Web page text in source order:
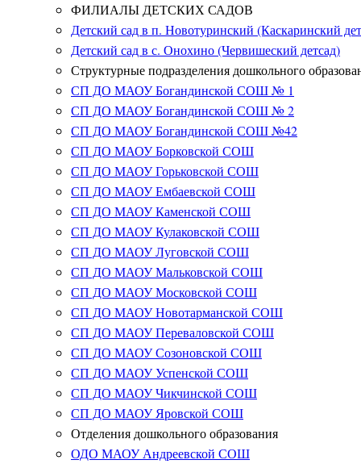
ФИЛИАЛЫ ДЕТСКИХ САДОВ
Детский сад в п. Новотуринский (Каскаринский
Детский сад в с. Онохино (Червишеский детсад)
Структурные подразделения дошкольного
СП ДО МАОУ Богандинской СОШ № 1
СП ДО МАОУ Богандинской СОШ № 2
СП ДО МАОУ Богандинской СОШ №42
СП ДО МАОУ Борковской СОШ
СП ДО МАОУ Горьковской СОШ
СП ДО МАОУ Ембаевской СОШ
СП ДО МАОУ Каменской СОШ
СП ДО МАОУ Кулаковской СОШ
СП ДО МАОУ Луговской СОШ
СП ДО МАОУ Мальковской СОШ
СП ДО МАОУ Московской СОШ
СП ДО МАОУ Новотарманской СОШ
СП ДО МАОУ Переваловской СОШ
СП ДО МАОУ Созоновской СОШ
СП ДО МАОУ Успенской СОШ
СП ДО МАОУ Чикчинской СОШ
СП ДО МАОУ Яровской СОШ
Отделения дошкольного образования
ОДО МАОУ Андреевской СОШ